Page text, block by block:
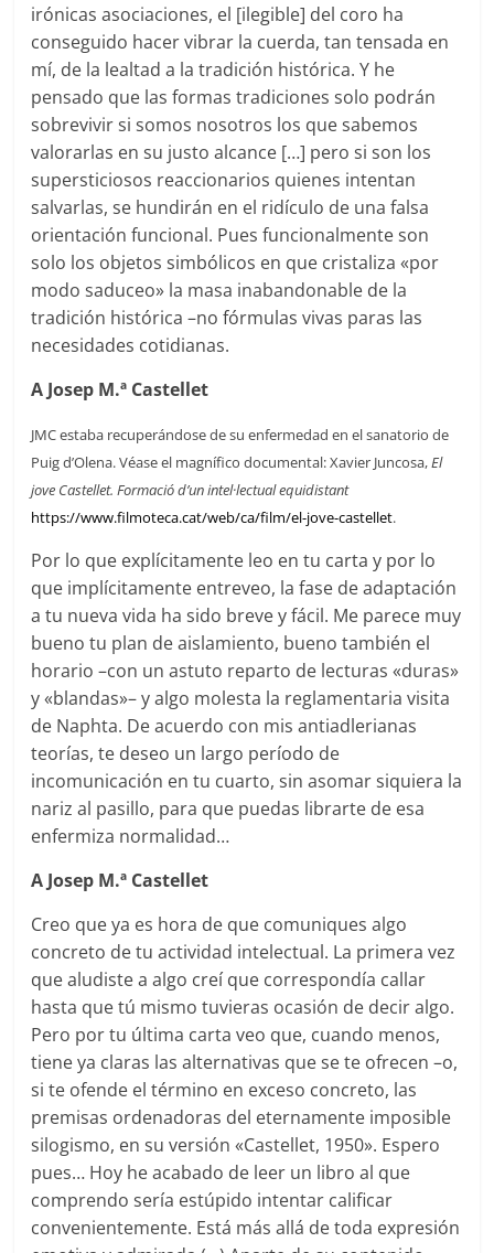
irónicas asociaciones, el [ilegible] del coro ha
conseguido hacer vibrar la cuerda, tan tensada en
mí, de la lealtad a la tradición histórica. Y he
pensado que las formas tradiciones solo podrán
sobrevivir si somos nosotros los que sabemos
valorarlas en su justo alcance […] pero si son los
supersticiosos reaccionarios quienes intentan
salvarlas, se hundirán en el ridículo de una falsa
orientación funcional. Pues funcionalmente son
solo los objetos simbólicos en que cristaliza «por
modo saduceo» la masa inabandonable de la
tradición histórica –no fórmulas vivas paras las
necesidades cotidianas.
A Josep M.ª Castellet
JMC estaba recuperándose de su enfermedad en el sanatorio de
Puig d’Olena. Véase el magnífico documental: Xavier Juncosa,El
jove Castellet.Formació d’un intel·lectual equidistant
https://www.filmoteca.cat/web/ca/film/el-jove-castellet.
Por lo que explícitamente leo en tu carta y por lo
que implícitamente entreveo, la fase de adaptación
a tu nueva vida ha sido breve y fácil. Me parece muy
bueno tu plan de aislamiento, bueno también el
horario –con un astuto reparto de lecturas «duras»
y «blandas»– y algo molesta la reglamentaria visita
de Naphta. De acuerdo con mis antiadlerianas
teorías, te deseo un largo período de
incomunicación en tu cuarto, sin asomar siquiera la
nariz al pasillo, para que puedas librarte de esa
enfermiza normalidad…
A Josep M.ª Castellet
Creo que ya es hora de que comuniques algo
concreto de tu actividad intelectual. La primera vez
que aludiste a algo creí que correspondía callar
hasta que tú mismo tuvieras ocasión de decir algo.
Pero por tu última carta veo que, cuando menos,
tiene ya claras las alternativas que se te ofrecen –o,
si te ofende el término en exceso concreto, las
premisas ordenadoras del eternamente imposible
silogismo, en su versión «Castellet, 1950». Espero
pues… Hoy he acabado de leer un libro al que
comprendo sería estúpido intentar calificar
convenientemente. Está más allá de toda expresión